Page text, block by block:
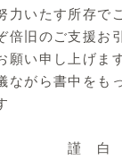
力いたす所存で
旧のご支援お
願い申し上げま
ながら書中をも
白